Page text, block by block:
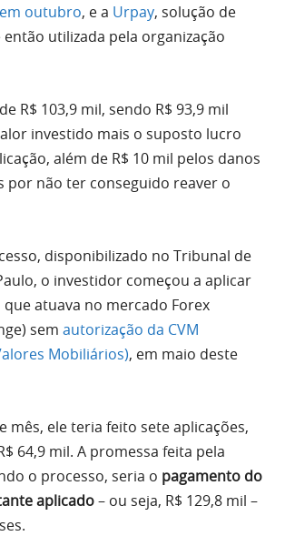
outubro, e a Urpay, solução de
utilizada pela organização
R$ 103,9 mil, sendo R$ 93,9 mil
investido mais o suposto lucro
além de R$ 10 mil pelos danos
por não ter conseguido reaver o
disponibilizado no Tribunal de
o investidor começou a aplicar
que atuava no mercado Forex
sem autorização da CVM
Mobiliários), em maio deste
mês, ele teria feito sete aplicações,
64,9 mil. A promessa feita pela
o processo, seria o pagamento do
aplicado– ou seja, R$ 129,8 mil –